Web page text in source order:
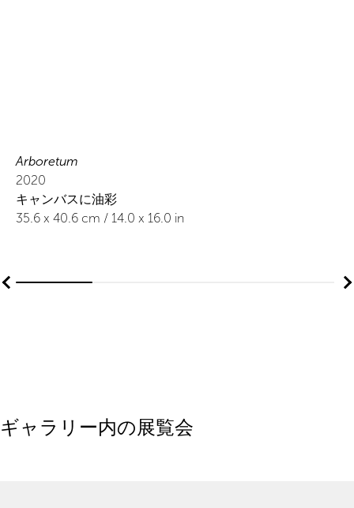
Arboretum
2020
キャンバスに油彩
35.6 x 40.6 cm / 14.0 x 16.0 in
ギャラリー内の展覧会